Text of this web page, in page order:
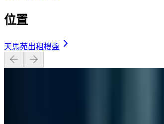
位置
天馬苑出租樓盤